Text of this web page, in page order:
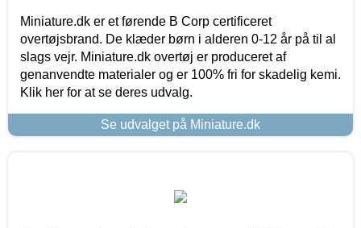
Miniature.dk er et førende B Corp certificeret
overtøjsbrand. De klæder børn i alderen 0-12 år på til al
slags vejr. Miniature.dk overtøj er produceret af
genanvendte materialer og er 100% fri for skadelig kemi.
Klik her for at se deres udvalg.
Se udvalget på Miniature.dk